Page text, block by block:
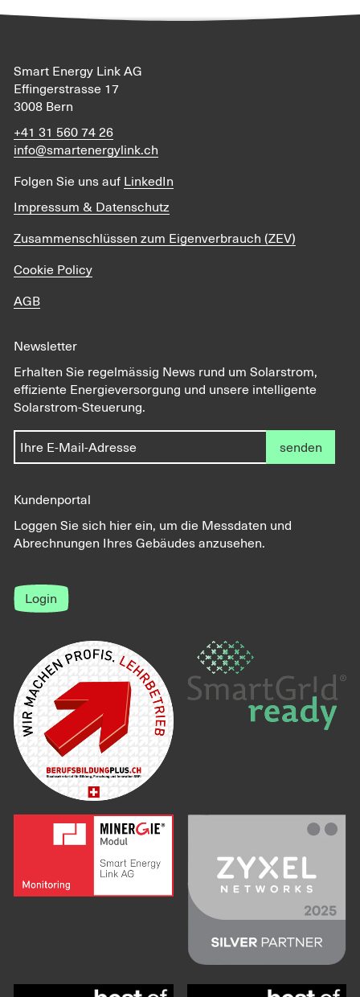
Smart Energy Link AG
Effingerstrasse 17
3008 Bern
+41 31 560 74 26
info@smartenergylink.ch
Folgen Sie uns auf LinkedIn
Impressum & Datenschutz
Zusammenschlüssen zum Eigenverbrauch (ZEV)
Cookie Policy
AGB
Newsletter
Erhalten Sie regelmässig News rund um Solarstrom,
effiziente Energieversorgung und unsere intelligente
Solarstrom-Steuerung.
senden
Kundenportal
Loggen Sie sich hier ein, um die Messdaten und
Abrechnungen Ihres Gebäudes anzusehen.
Login